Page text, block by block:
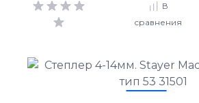
В
сравнения